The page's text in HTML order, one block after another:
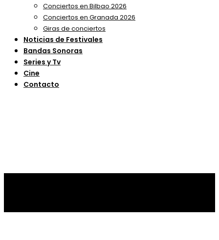
Conciertos en Bilbao 2026
Conciertos en Granada 2026
Giras de conciertos
Noticias de Festivales
Bandas Sonoras
Series y Tv
Cine
Contacto